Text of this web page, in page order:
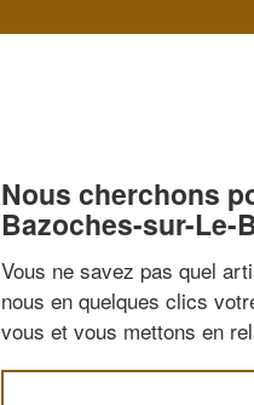
Nous cherchons
Bazoches-sur-Le-
Vous ne savez pas quel
nous en quelques clics
vous et vous mettons en